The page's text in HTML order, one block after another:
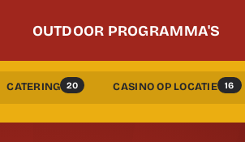
OUTDOOR PROGRAMMA'S
CATERING 20 CASINO OP LOCATIE 16